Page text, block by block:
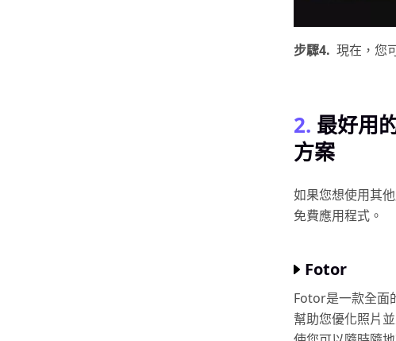
步驟4. 現在，您
2. 最好用
方案
如果您想使用其
免費應用程式。
Fotor
Fotor是一款全面
幫助您優化照片